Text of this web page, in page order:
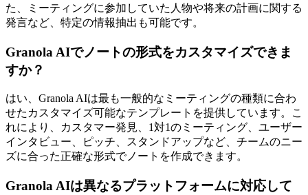
た、ミーティングに参加していた人物や将来の計画に関する
発言など、特定の情報抽出も可能です。
Granola AIでノートの形式をカスタマイズできま
すか？
はい、Granola AIは最も一般的なミーティングの種類に合わ
せたカスタマイズ可能なテンプレートを提供しています。こ
れにより、カスタマー発見、1対1のミーティング、ユーザー
インタビュー、ピッチ、スタンドアップなど、チームのニー
ズに合った正確な形式でノートを作成できます。
Granola AIは異なるプラットフォームに対応して